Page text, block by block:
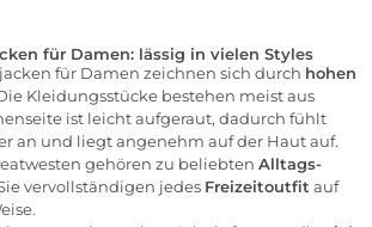
für Damen: lässig in vielen Styles
für Damen zeichnen sich durch hohen
Kleidungsstücke bestehen meist aus
ist leicht aufgeraut, dadurch fühlt
an und liegt angenehm auf der Haut auf.
gehören zu beliebten Alltags-
vervollständigen jedes Freizeitoutfit auf